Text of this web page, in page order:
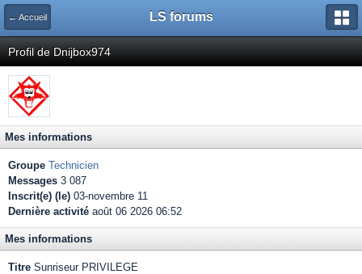
← Accueil LS forums
Profil de Dnijbox974
Mes informations
Groupe Technicien
Messages 3 087
Inscrit(e) (le) 03-novembre 11
Dernière activité août 06 2026 06:52
Mes informations
Titre Sunriseur PRIVILEGE